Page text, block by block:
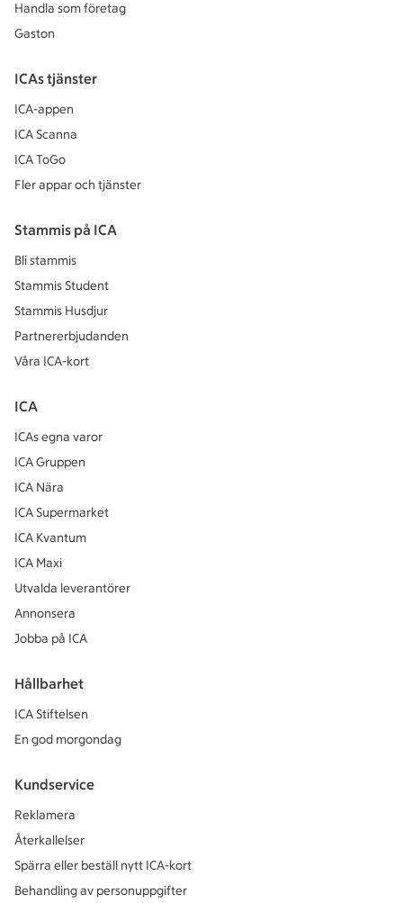
Handla som företag
Gaston
ICAs tjänster
ICA-appen
ICA Scanna
ICA ToGo
Fler appar och tjänster
Stammis på ICA
Bli stammis
Stammis Student
Stammis Husdjur
Partnererbjudanden
Våra ICA-kort
ICA
ICAs egna varor
ICA Gruppen
ICA Nära
ICA Supermarket
ICA Kvantum
ICA Maxi
Utvalda leverantörer
Annonsera
Jobba på ICA
Hållbarhet
ICA Stiftelsen
En god morgondag
Kundservice
Reklamera
Återkallelser
Spärra eller beställ nytt ICA-kort
Behandling av personuppgifter